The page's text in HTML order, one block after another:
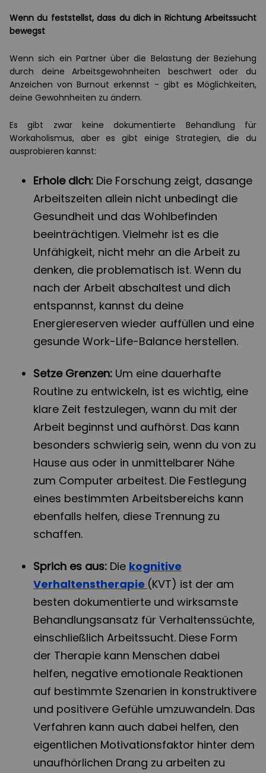
Wenn du feststellst, dass du dich in Richtung Arbeitssucht
bewegst
Wenn sich ein Partner über die Belastung der Beziehung
durch deine Arbeitsgewohnheiten beschwert oder du
Anzeichen von Burnout erkennst - gibt es Möglichkeiten,
deine Gewohnheiten zu ändern.
Es gibt zwar keine dokumentierte Behandlung für
Workaholismus, aber es gibt einige Strategien, die du
ausprobieren kannst:
Erhole dich: Die Forschung zeigt, dasange
Arbeitszeiten allein nicht unbedingt die
Gesundheit und das Wohlbefinden
beeinträchtigen. Vielmehr ist es die
Unfähigkeit, nicht mehr an die Arbeit zu
denken, die problematisch ist. Wenn du
nach der Arbeit abschaltest und dich
entspannst, kannst du deine
Energiereserven wieder auffüllen und eine
gesunde Work-Life-Balance herstellen.
Setze Grenzen: Um eine dauerhafte
Routine zu entwickeln, ist es wichtig, eine
klare Zeit festzulegen, wann du mit der
Arbeit beginnst und aufhörst. Das kann
besonders schwierig sein, wenn du von zu
Hause aus oder in unmittelbarer Nähe
zum Computer arbeitest. Die Festlegung
eines bestimmten Arbeitsbereichs kann
ebenfalls helfen, diese Trennung zu
schaffen.
Sprich es aus: Die kognitive
Verhaltenstherapie (KVT) ist der am
besten dokumentierte und wirksamste
Behandlungsansatz für Verhaltenssüchte,
einschließlich Arbeitssucht. Diese Form
der Therapie kann Menschen dabei
helfen, negative emotionale Reaktionen
auf bestimmte Szenarien in konstruktivere
und positivere Gefühle umzuwandeln. Das
Verfahren kann auch dabei helfen, den
eigentlichen Motivationsfaktor hinter dem
unaufhörlichen Drang zu arbeiten zu